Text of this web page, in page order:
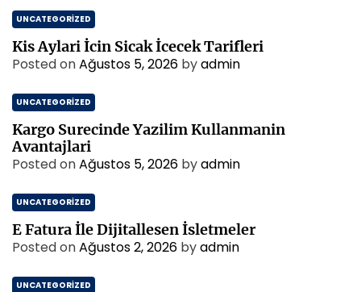
UNCATEGORIZED
Kis Aylari İcin Sicak İcecek Tarifleri
Posted onAğustos 5, 2026 byadmin
UNCATEGORIZED
Kargo Surecinde Yazilim Kullanmanin
Avantajlari
Posted onAğustos 5, 2026 byadmin
UNCATEGORIZED
E Fatura İle Dijitallesen İsletmeler
Posted onAğustos 2, 2026 byadmin
UNCATEGORIZED